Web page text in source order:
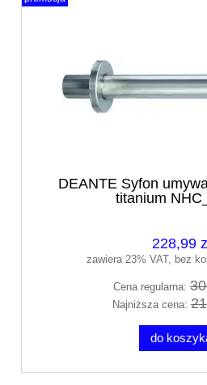
DEANTE Syfon
titanium
228,99
zawiera 23% VAT, bez
Cena regularna:
Najniższa cena:
do